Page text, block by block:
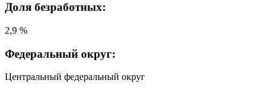
Доля безработных:
2,9 %
Федеральный округ:
Центральный федеральный округ